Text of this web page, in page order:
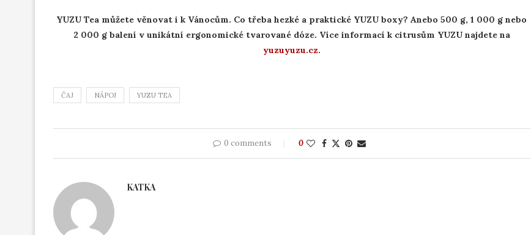
YUZU Tea můžete věnovat i k Vánocům. Co třeba hezké a praktické YUZU boxy? Anebo 500 g, 1 000 g nebo
2 000 g balení v unikátní ergonomické tvarované dóze. Více informací k citrusům YUZU najdete na
yuzuyuzu.cz.
ČAJ NÁPOJ YUZU TEA
0 comments 0
KATKA